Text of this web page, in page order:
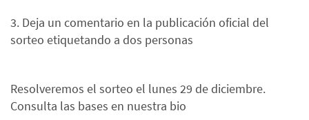
3. Deja un comentario en la publicación oficial del
sorteo etiquetando a dos personas
Resolveremos el sorteo el lunes 29 de diciembre.
Consulta las bases en nuestra bio